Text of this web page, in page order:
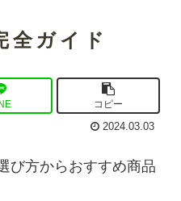
全ガイド
コピー
2024.03.03
び方からおすすめ商品